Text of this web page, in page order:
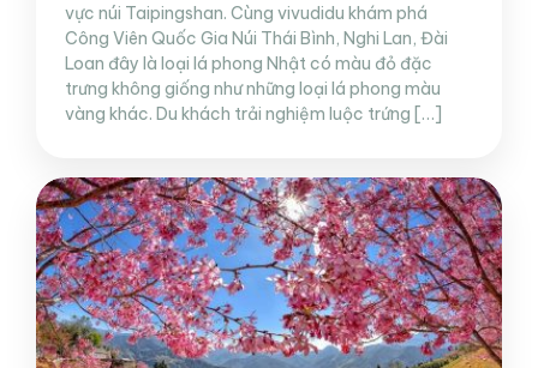
vực núi Taipingshan. Cùng vivudidu khám phá
Công Viên Quốc Gia Núi Thái Bình, Nghi Lan, Đài
Loan đây là loại lá phong Nhật có màu đỏ đặc
trưng không giống như những loại lá phong màu
vàng khác. Du khách trải nghiệm luộc trứng […]